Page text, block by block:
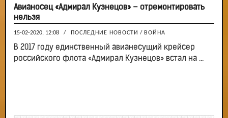
Авианосец «Адмирал Кузнецов» – отремонтировать
нельзя
15-02-2020, 12:08 / ПОСЛЕДНИЕ НОВОСТИ / ВОЙНА
В 2017 году единственный авианесущий крейсер
российского флота «Адмирал Кузнецов» встал на ...